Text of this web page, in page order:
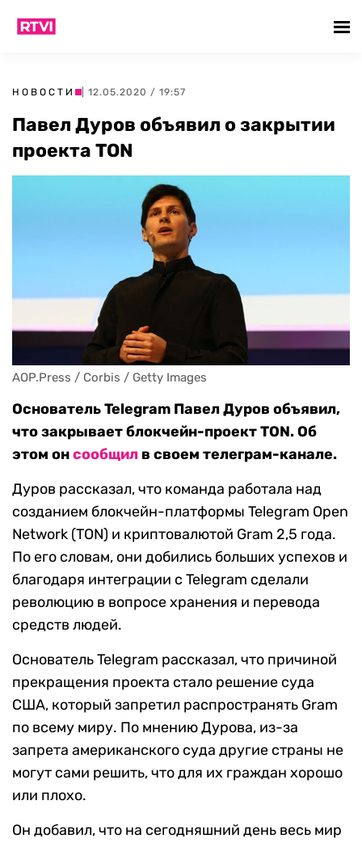
НОВОСТИ | 12.05.2020 / 19:57
Павел Дуров объявил о закрытии
проекта TON
AOP.Press / Corbis / Getty Images
Основатель Telegram Павел Дуров объявил,
что закрывает блокчейн-проект TON. Об
этом онсообщил в своем телеграм-канале.
Дуров рассказал, что команда работала над
созданием блокчейн-платформы Telegram Open
Network (TON) и криптовалютой Gram 2,5 года.
По его словам, они добились больших успехов и
благодаря интеграции с Telegram сделали
революцию в вопросе хранения и перевода
средств людей.
Основатель Telegram рассказал, что причиной
прекращения проекта стало решение суда
США, который запретил распространять Gram
по всему миру. По мнению Дурова, из-за
запрета американского суда другие страны не
могут сами решить, что для их граждан хорошо
или плохо.
Он добавил, что на сегодняшний день весь мир